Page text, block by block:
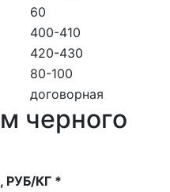
60
400-410
420-430
80-100
договорная
черного
РУБ/КГ *